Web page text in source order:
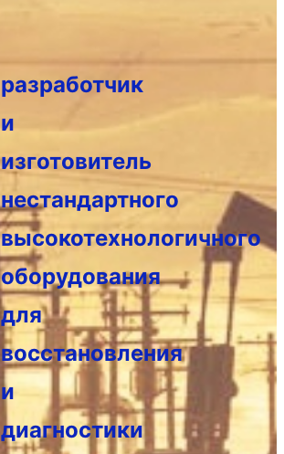
разработчик
и
изготовитель
нестандартного
высокотехнологичного
оборудования
для
восстановления
и
диагностики